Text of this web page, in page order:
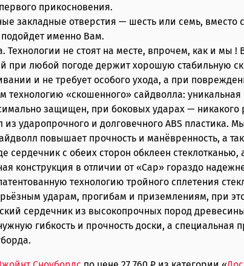
прикосновения.
закладные отверстия — шесть или семь,
именно Вам.
Технологии не стоят на месте, впрочем, как и
при любой погоде держит хорошую стабильную
и не требует особого ухода, а при
«скошенного» сайдволла: уникальная
защищен, при боковых ударах —
из ударопрочного и долговечного ABS
повышает прочность и манёвренность, а
сердечник с обеих сторон обклеен
конструкция в отличии от «Сар» гораздо
технологию тройного сплетения
ударам, прогибам и приземлениям, при
сердечник из высокопрочных пород
гибкость и прочность доски, а